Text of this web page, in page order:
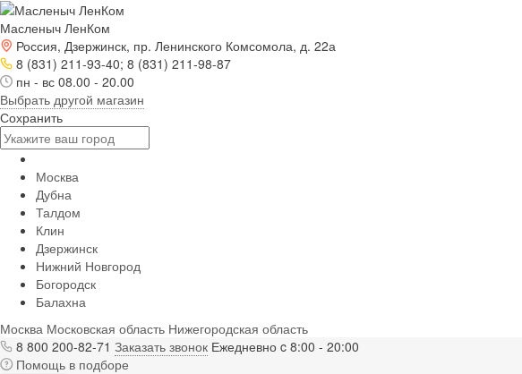
Масленыч ЛенКом
Россия, Дзержинск, пр. Ленинского Комсомола, д. 22а
8 (831) 211-93-40; 8 (831) 211-98-87
пн - вс 08.00 - 20.00
Выбрать другой магазин
Сохранить
Москва
Дубна
Талдом
Клин
Дзержинск
Нижний Новгород
Богородск
Балахна
Москва Московская область Нижегородская область
8 800 200-82-71 Заказать звонок Ежедневно c 8:00 - 20:00
Помощь в подборе